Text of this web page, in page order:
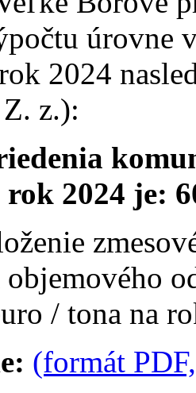
úrovne
2024
z.):
2024 je:
/ tona na
(formát